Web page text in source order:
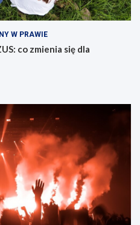
W PRAWIE
co zmienia się dla